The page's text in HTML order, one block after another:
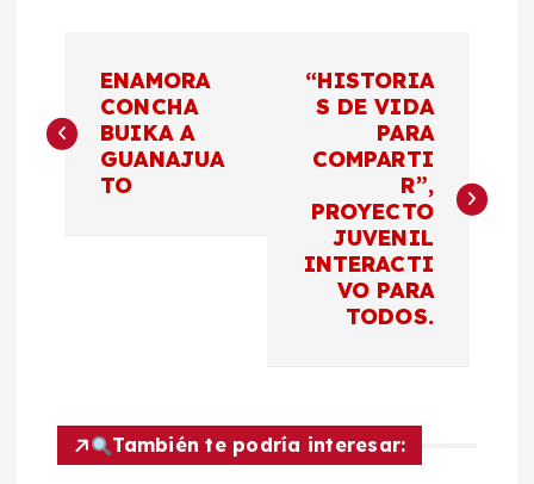
a
c
ENAMORA
CONCHA
BUIKA A
GUANAJUA
TO
“HISTORIA
S DE VIDA
PARA
COMPARTI
R”,
PROYECTO
JUVENIL
INTERACTI
VO PARA
TODOS.
También te podría interesar: